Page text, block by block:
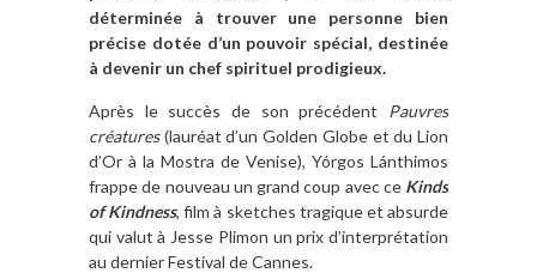
de
Yorgos
Lanthimos
déterminée à trouver une personne bien
précise dotée d’un pouvoir spécial, destinée
à devenir un chef spirituel prodigieux.
Après le succès de son précédent Pauvres
créatures(lauréat d’un Golden Globe et du Lion
d’Or à la Mostra de Venise), Yórgos Lánthimos
frappe de nouveau un grand coup avec ce Kinds
of Kindness, film à sketches tragique et absurde
qui valut à Jesse Plimon un prix d’interprétation
au dernier Festival de Cannes.